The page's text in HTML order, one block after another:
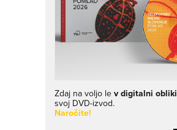
Zdaj na voljo lev digitalni obliki
svoj DVD-izvod.
Naročite!